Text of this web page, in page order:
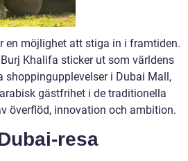
en möjlighet att stiga in i framtiden.
Khalifa sticker ut som världens
shoppingupplevelser i Dubai Mall,
gästfrihet i de traditionella
överflöd, innovation och ambition.
resa